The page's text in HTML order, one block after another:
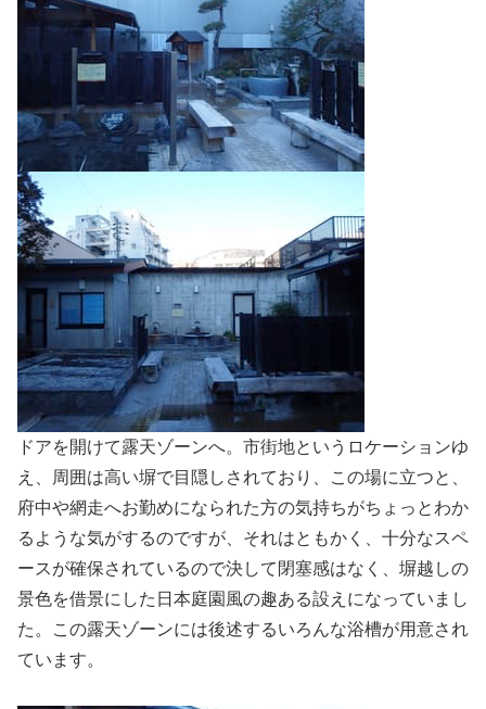
ドアを開けて露天ゾーンへ。市街地というロケーションゆ
え、周囲は高い塀で目隠しされており、この場に立つと、
府中や網走へお勤めになられた方の気持ちがちょっとわか
るような気がするのですが、それはともかく、十分なスペ
ースが確保されているので決して閉塞感はなく、塀越しの
景色を借景にした日本庭園風の趣ある設えになっていまし
た。この露天ゾーンには後述するいろんな浴槽が用意され
ています。